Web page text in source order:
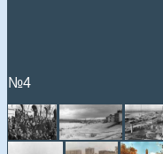
№4